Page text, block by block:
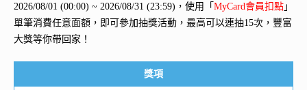
2026/08/01 (00:00) ~ 2026/08/31 (23:59)，使用「 MyCard會員扣點 」
單筆消費任意面額，即可參加抽獎活動，最高可以連抽15次，豐富
大獎等你帶回家！
獎項